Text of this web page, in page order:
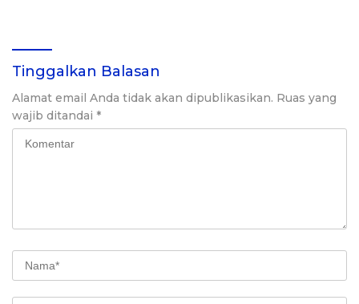
Tinggalkan Balasan
Alamat email Anda tidak akan dipublikasikan. Ruas yang
wajib ditandai *